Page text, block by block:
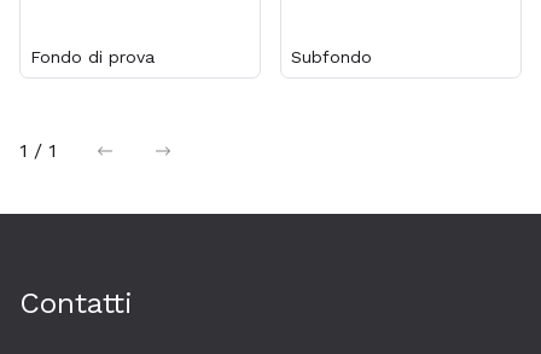
Fondo di prova Subfondo
1 / 1 precedentesuccessiva
Contatti